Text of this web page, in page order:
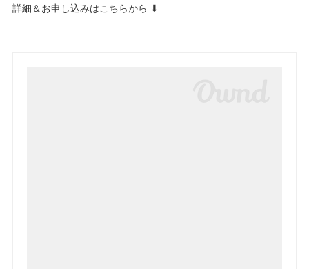
詳細＆お申し込みはこちらから ⬇